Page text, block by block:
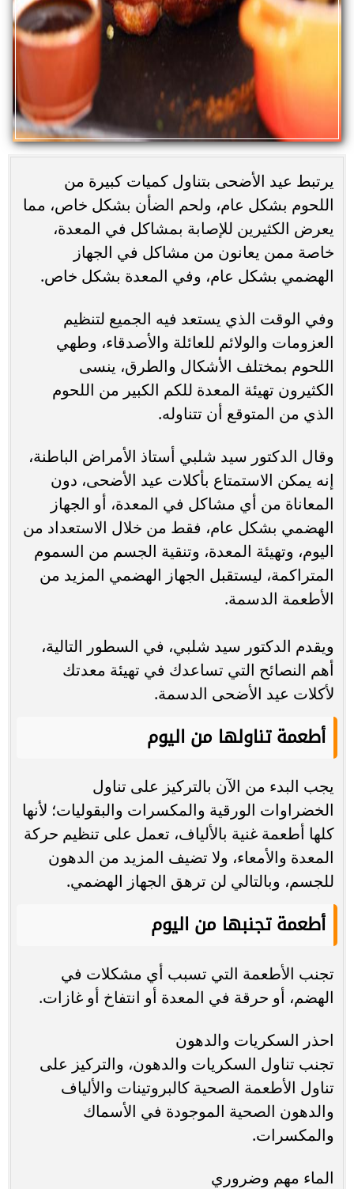
يرتبط عيد الأضحى بتناول كميات كبيرة من
اللحوم بشكل عام، ولحم الضأن بشكل خاص، مما
يعرض الكثيرين للإصابة بمشاكل في المعدة،
خاصة ممن يعانون من مشاكل في الجهاز
الهضمي بشكل عام، وفي المعدة بشكل خاص.
وفي الوقت الذي يستعد فيه الجميع لتنظيم
العزومات والولائم للعائلة والأصدقاء، وطهي
اللحوم بمختلف الأشكال والطرق، ينسى
الكثيرون تهيئة المعدة للكم الكبير من اللحوم
الذي من المتوقع أن تتناوله.
وقال الدكتور سيد شلبي أستاذ الأمراض الباطنة،
إنه يمكن الاستمتاع بأكلات عيد الأضحى، دون
المعاناة من أي مشاكل في المعدة، أو الجهاز
الهضمي بشكل عام، فقط من خلال الاستعداد من
اليوم، وتهيئة المعدة، وتنقية الجسم من السموم
المتراكمة، ليستقبل الجهاز الهضمي المزيد من
الأطعمة الدسمة.
ويقدم الدكتور سيد شلبي، في السطور التالية،
أهم النصائح التي تساعدك في تهيئة معدتك
لأكلات عيد الأضحى الدسمة.
أطعمة تناولها من اليوم
يجب البدء من الآن بالتركيز على تناول
الخضراوات الورقية والمكسرات والبقوليات؛ لأنها
كلها أطعمة غنية بالألياف، تعمل على تنظيم حركة
المعدة والأمعاء، ولا تضيف المزيد من الدهون
للجسم، وبالتالي لن ترهق الجهاز الهضمي.
أطعمة تجنبها من اليوم
تجنب الأطعمة التي تسبب أي مشكلات في
الهضم، أو حرقة في المعدة أو انتفاخ أو غازات.
احذر السكريات والدهون
تجنب تناول السكريات والدهون، والتركيز على
تناول الأطعمة الصحية كالبروتينات والألياف
والدهون الصحية الموجودة في الأسماك
والمكسرات.
الماء مهم وضروري